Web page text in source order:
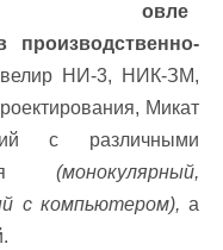
овле
НИ-3, НИК-ЗМ,
Микат
с различными
(монокулярный,
с компьютером), а